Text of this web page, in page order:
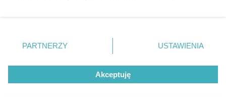
zmienić/wycofać klikając przycisk ustawień prywatności
znajdujący się w lewym dolnym rogu strony
rodzaje przetwarzania danych nie wymagają zgody
użytkownika, ale masz prawo sprzeciwić się takiemu
przetwarzaniu. Preferencje będą miały zastosowanie tylko
PARTNERZY USTAWIENIA
Akceptuję